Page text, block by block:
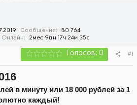
Сообщения
80 764
Онлайн 2мес 9дн 17ч 24м 35с
Голосов: 0 #1
в минуту или 18 000 рублей за 1
каждый!